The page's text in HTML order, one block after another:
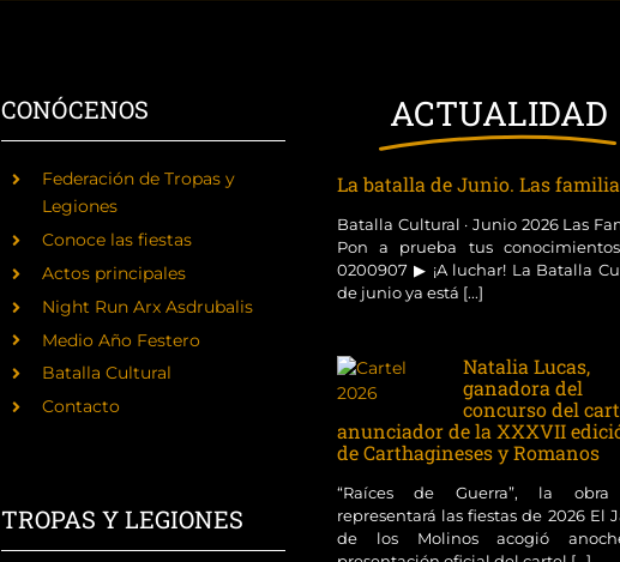
CONÓCENOS
Federación de Tropas y
Legiones
Conoce las fiestas
Actos principales
Night Run Arx Asdrubalis
Medio Año Festero
Batalla Cultural
Contacto
TROPAS Y LEGIONES
ACTUALIDAD
La batalla de Junio. Las
Batalla Cultural · Junio 2026 Las
Pon a prueba tus
0200907 ▶ ¡A luchar! La Batalla
de junio ya está [...]
Natalia Lucas,
ganadora del
concurso del
anunciador de la XXXVII
de Carthagineses y Romanos
“Raíces de Guerra”, la
representará las fiestas de 2026 El
de los Molinos acogió